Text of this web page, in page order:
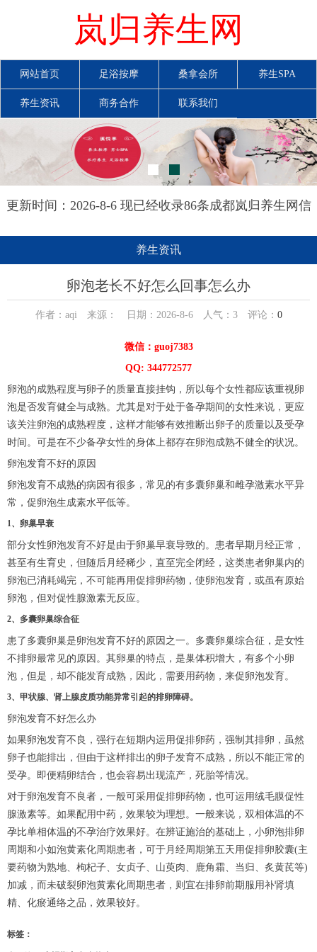
岚归养生网
网站首页 足浴按摩 桑拿会所 养生SPA
养生资讯 商务合作 联系我们
更新时间：2026-8-6 现已经收录86条成都岚归养生网信
养生资讯
卵泡老长不好怎么回事怎么办
作者：aqi 来源： 日期：2026-8-6 人气： 3评论： 0
微信：guoj7383
QQ: 344772577
卵泡的成熟程度与卵子的质量直接挂钩，所以每个女性都应该重视卵
泡是否发育健全与成熟。尤其是对于处于备孕期间的女性来说，更应
该关注卵泡的成熟程度，这样才能够有效推断出卵子的质量以及受孕
时间。可是在不少备孕女性的身体上都存在卵泡成熟不健全的状况。
卵泡发育不好的原因
卵泡发育不成熟的病因有很多，常见的有多囊卵巢和雌孕激素水平异
常，促卵泡生成素水平低等。
1、卵巢早衰
部分女性卵泡发育不好是由于卵巢早衰导致的。患者早期月经正常，
甚至有生育史，但随后月经稀少，直至完全闭经，这类患者卵巢内的
卵泡已消耗竭完，不可能再用促排卵药物，使卵泡发育，或虽有原始
卵泡，但对促性腺激素无反应。
2、多囊卵巢综合征
患了多囊卵巢是卵泡发育不好的原因之一。多囊卵巢综合征，是女性
不排卵最常见的原因。其卵巢的特点，是巢体积增大，有多个小卵
泡，但是，却不能发育成熟，因此，需要用药物，来促卵泡发育。
3、甲状腺、肾上腺皮质功能异常引起的排卵障碍。
卵泡发育不好怎么办
如果卵泡发育不良，强行在短期内运用促排卵药，强制其排卵，虽然
卵子也能排出，但由于这样排出的卵子发育不成熟，所以不能正常的
受孕。即便精卵结合，也会容易出现流产，死胎等情况。
对于卵泡发育不良者，一般可采用促排卵药物，也可运用绒毛膜促性
腺激素等。如果配用中药，效果较为理想。一般来说，双相体温的不
孕比单相体温的不孕治疗效果好。在辨证施治的基础上，小卵泡排卵
周期和小如泡黄素化周期患者，可于月经周期第五天用促排卵胶囊(主
要药物为熟地、枸杞子、女贞子、山萸肉、鹿角霜、当归、炙黄芪等)
加减，而未破裂卵泡黄素化周期患者，则宜在排卵前期服用补肾填
精、化瘀通络之品，效果较好。
标签：